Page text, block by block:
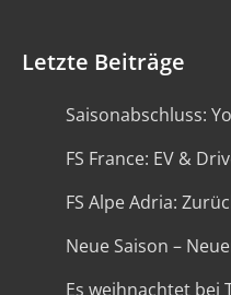
Letzte Beiträge
Saisonabschluss:
FS France: EV &
FS Alpe Adria:
Neue Saison –
Es weihnachtet bei